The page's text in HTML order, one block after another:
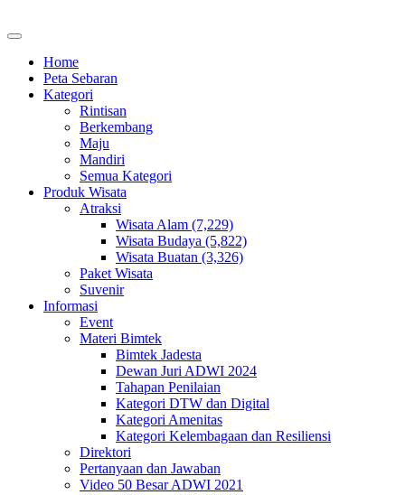
Home
Peta Sebaran
Kategori
Rintisan
Berkembang
Maju
Mandiri
Semua Kategori
Produk Wisata
Atraksi
Wisata Alam (7,229)
Wisata Budaya (5,822)
Wisata Buatan (3,326)
Paket Wisata
Suvenir
Informasi
Event
Materi Bimtek
Bimtek Jadesta
Dewan Juri ADWI 2024
Tahapan Penilaian
Kategori DTW dan Digital
Kategori Amenitas
Kategori Kelembagaan dan Resiliensi
Direktori
Pertanyaan dan Jawaban
Video 50 Besar ADWI 2021